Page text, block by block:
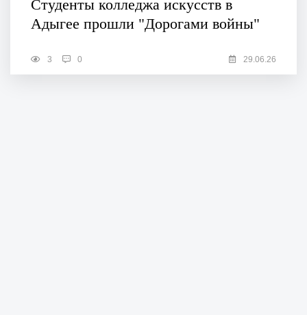
Студенты колледжа искусств в
Адыгее прошли "Дорогами войны"
3 0 29.06.26